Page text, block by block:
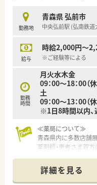
勤務地
青森県 弘前市
中央弘前駅 (弘南鉄道
給与
時給2,000円～
※ご経験等による
勤務
時間
月火水木金
09：00～18：00（
土
09：00～13：00（
※1日8時間以内
≪薬局について≫
青森県内に多数店舗
薬剤師・患者さま双
各種研修も充実、社
クアップしていて手
詳細を見る